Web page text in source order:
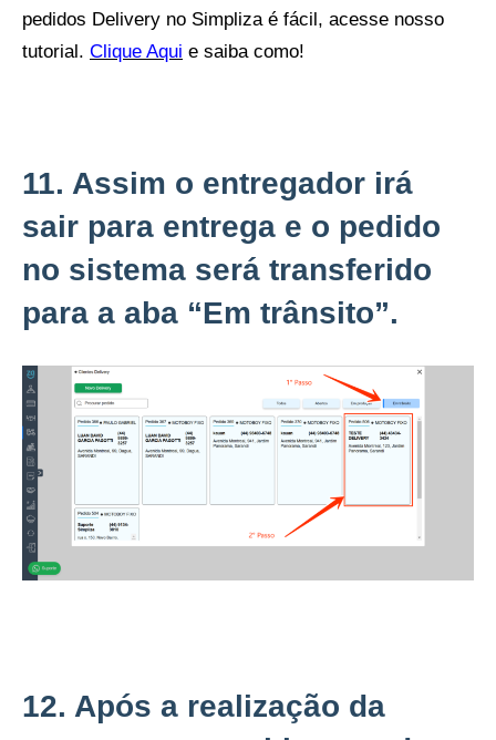
pedidos Delivery no Simpliza é fácil, acesse nosso
tutorial . Clique Aqui e saiba como!
11. Assim o entregador irá
sair para entrega e o pedido
no sistema será transferido
para a aba “Em trânsito”.
12. Após a realização da